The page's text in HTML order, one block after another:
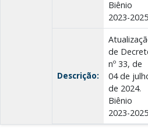
Biênio
2023-
Descrição:
de
nº 33, de
04 de
de 2024.
Biênio
2023-2025